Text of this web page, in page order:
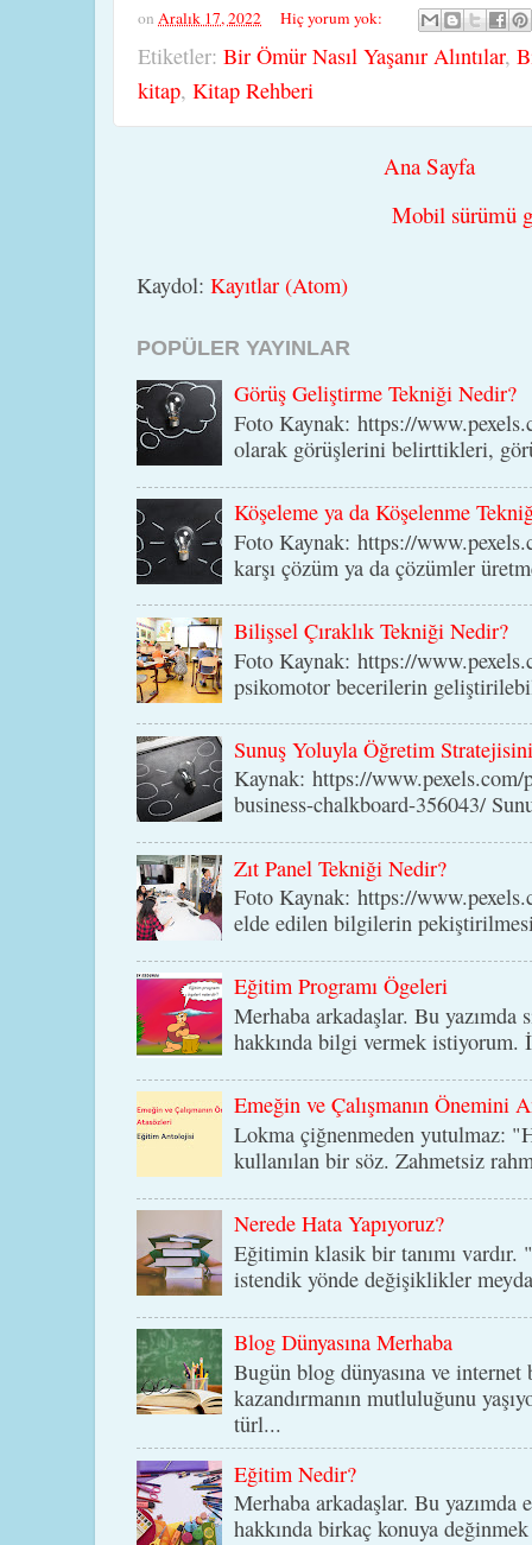
on Aralık 17, 2022 Hiç yorum yok:
Etiketler: Bir Ömür Nasıl Yaşanır Alıntılar,
kitap, Kitap Rehberi
Ana Sayfa
Mobil sürümü
Kaydol: Kayıtlar (Atom)
POPÜLER YAYINLAR
Görüş Geliştirme Tekniği Nedir?
Foto Kaynak: https://
olarak görüşlerini belirttikleri,
Köşeleme ya da Köşelenme
Foto Kaynak: https://
karşı çözüm ya da çözümler
Bilişsel Çıraklık Tekniği Nedir?
Foto Kaynak: https://
psikomotor becerilerin
Sunuş Yoluyla Öğretim
Kaynak: https://
business-chalkboard-356043/
Zıt Panel Tekniği Nedir?
Foto Kaynak: https://
elde edilen bilgilerin
Eğitim Programı Ögeleri
Merhaba arkadaşlar. Bu
hakkında bilgi vermek
Emeğin ve Çalışmanın Önemini
Lokma çiğnenmeden yutulmaz:
kullanılan bir söz. Zahmetsiz
Nerede Hata Yapıyoruz?
Eğitimin klasik bir tanımı vardır.
istendik yönde değişiklikler
Blog Dünyasına Merhaba
Bugün blog dünyasına ve
kazandırmanın mutluluğunu
türl...
Eğitim Nedir?
Merhaba arkadaşlar. Bu yazımda
hakkında birkaç konuya